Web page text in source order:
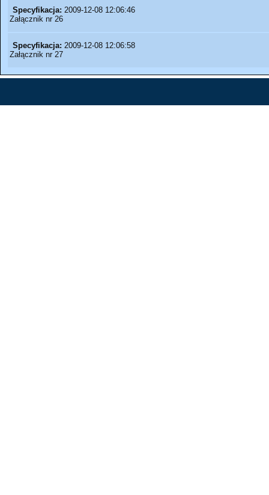
Specyfikacja: 2009-12-08 12:06:46
Załącznik nr 26
Specyfikacja: 2009-12-08 12:06:58
Załącznik nr 27